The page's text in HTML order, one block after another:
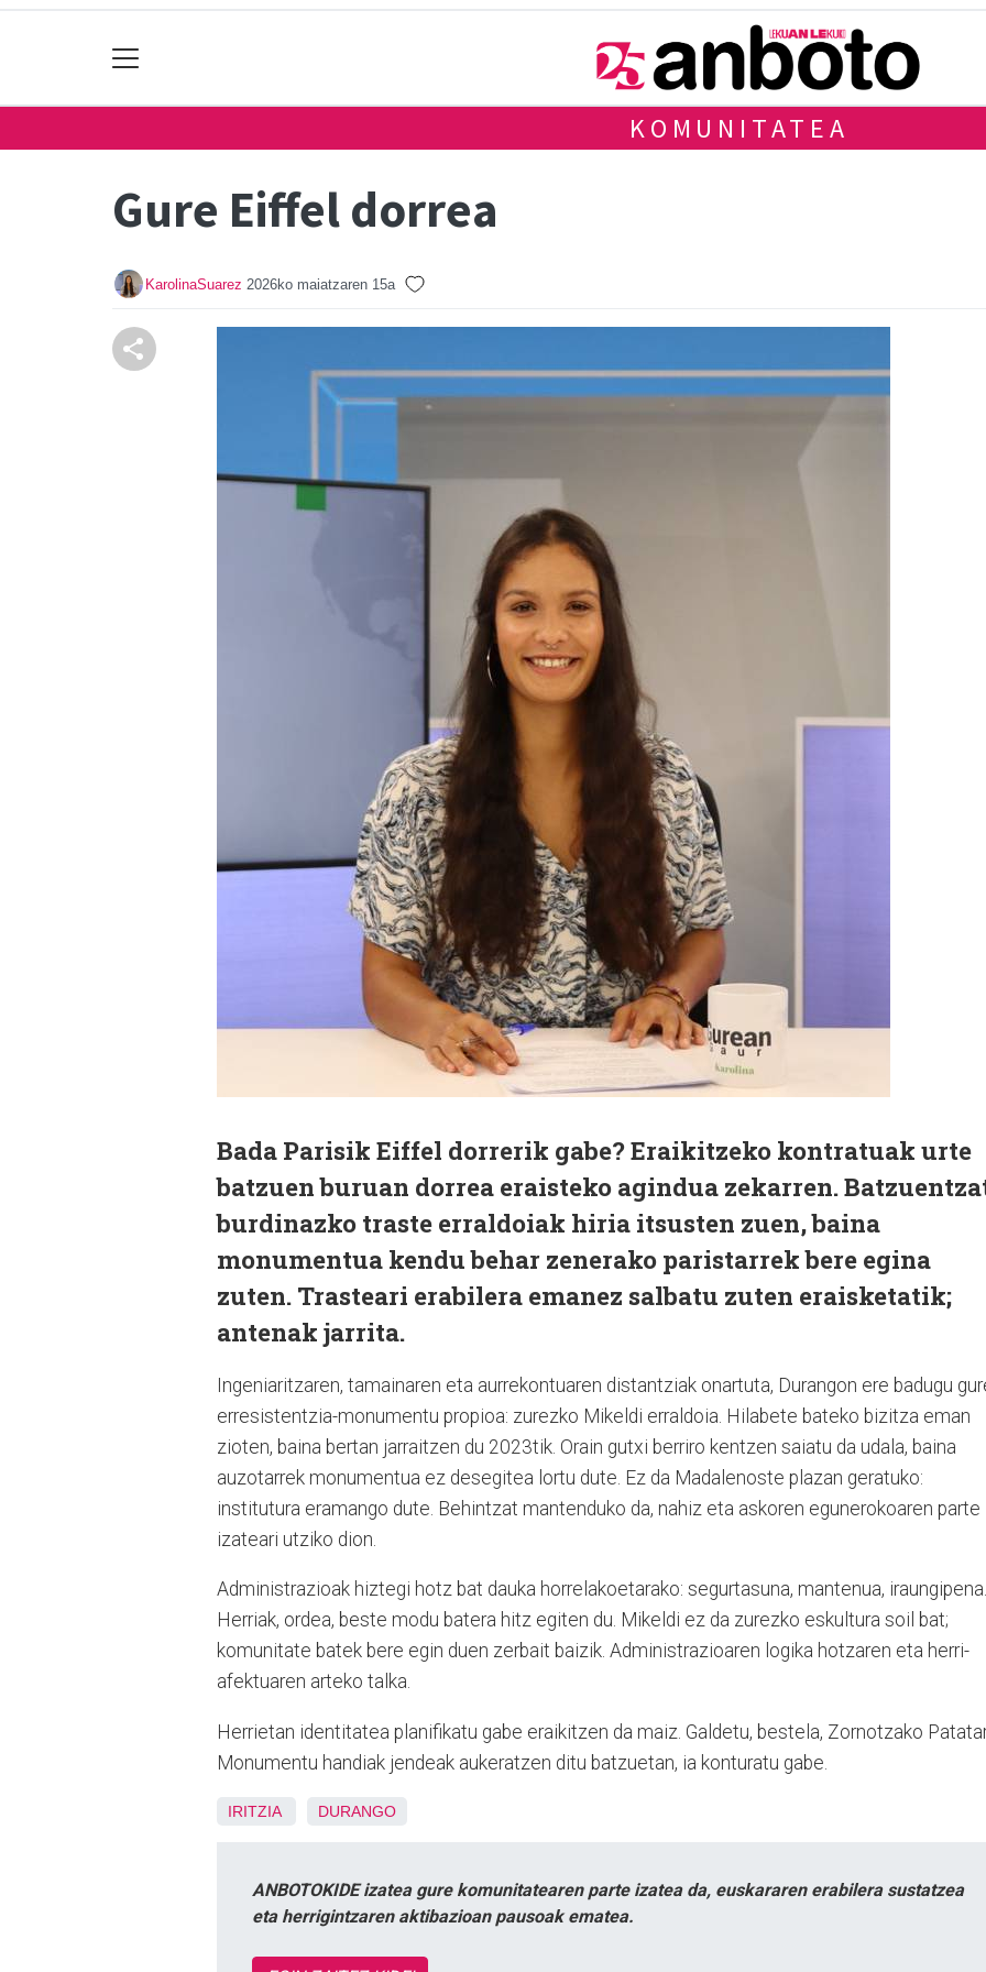
KOMUNITATEA
Gure Eiffel dorrea
KarolinaSuarez 2026ko maiatzaren 15a
Bada Parisik Eiffel dorrerik gabe? Eraikitzeko kontratuak urte
batzuen buruan dorrea eraisteko agindua zekarren.
burdinazko traste erraldoiak hiria itsusten zuen, baina
monumentua kendu behar zenerako paristarrek bere egina
zuten. Trasteari erabilera emanez salbatu zuten eraisketatik;
antenak jarrita.
Ingeniaritzaren, tamainaren eta aurrekontuaren distantziak onartuta, Durangon ere badugu
erresistentzia-monumentu propioa: zurezko Mikeldi erraldoia. Hilabete bateko bizitza eman
zioten, baina bertan jarraitzen du 2023tik. Orain gutxi berriro kentzen saiatu da udala, baina
auzotarrek monumentua ez desegitea lortu dute. Ez da Madalenoste plazan geratuko:
institutura eramango dute. Behintzat mantenduko da, nahiz eta askoren egunerokoaren parte
izateari utziko dion.
Administrazioak hiztegi hotz bat dauka horrelakoetarako: segurtasuna, mantenua, iraungipena.
Herriak, ordea, beste modu batera hitz egiten du. Mikeldi ez da zurezko eskultura soil bat;
komunitate batek bere egin duen zerbait baizik. Administrazioaren logika hotzaren eta herri-
afektuaren arteko talka.
Herrietan identitatea planifikatu gabe eraikitzen da maiz. Galdetu, bestela, Zornotzako
Monumentu handiak jendeak aukeratzen ditu batzuetan, ia konturatu gabe.
IRITZIA DURANGO
ANBOTOKIDE izatea gure komunitatearen parte izatea da, euskararen erabilera sustatzea
eta herrigintzaren aktibazioan pausoak ematea.